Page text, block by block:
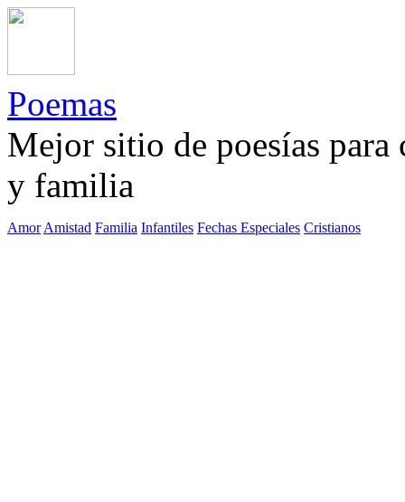
Poemas
Mejor sitio de poesías
y familia
Amor Amistad Familia Infantiles Fechas Especiales Cristianos